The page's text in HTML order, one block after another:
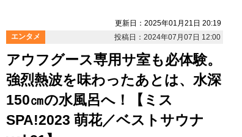
更新日：2025年01月21日 20:19
エンタメ
投稿日：2024年07月07日 12:00
アウフグース専用サ室も必体験。
強烈熱波を味わったあとは、水深
150㎝の水風呂へ！【ミス
SPA!2023 萌花／ベストサウナ